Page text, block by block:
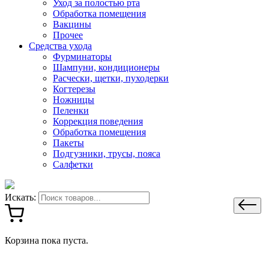
Уход за полостью рта
Обработка помещения
Вакцины
Прочее
Средства ухода
Фурминаторы
Шампуни, кондиционеры
Расчески, щетки, пуходерки
Когтерезы
Ножницы
Пеленки
Коррекция поведения
Обработка помещения
Пакеты
Подгузники, трусы, пояса
Салфетки
Искать:
Корзина пока пуста.